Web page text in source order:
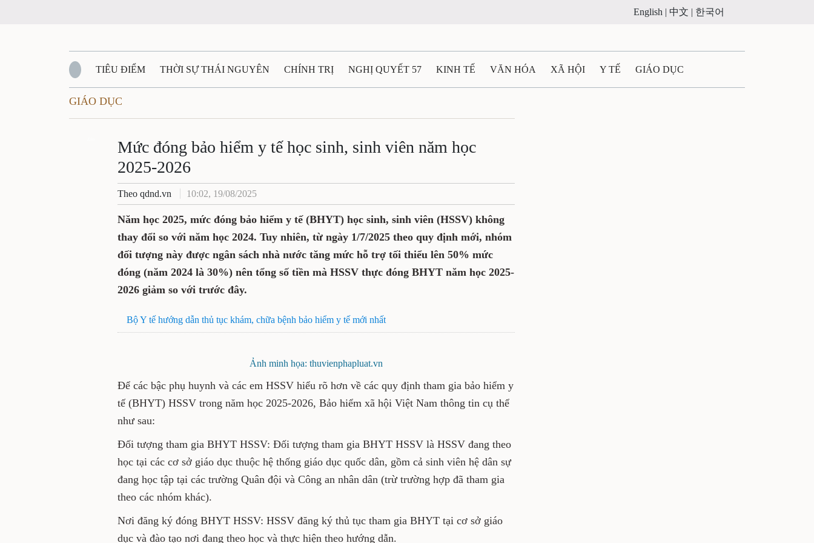
English | 中文 | 한국어
TIÊU ĐIỂM THỜI SỰ THÁI NGUYÊN CHÍNH TRỊ NGHỊ QUYẾT 57 KINH TẾ VĂN HÓA XÃ HỘI Y TẾ GIÁO DỤC
QUỐC PHÒNG - AN NINH
QUÊ HƯƠNG - ĐẤT NƯỚC QUỐC TẾ TÀI NGUYÊN - MÔI TRƯỜNG THỂ THAO
GIÁO DỤC
Mức đóng bảo hiểm y tế học sinh, sinh viên năm học
2025-2026
Theo qdnd.vn 10:02, 19/08/2025
Năm học 2025, mức đóng bảo hiểm y tế (BHYT) học sinh, sinh viên (HSSV) không
thay đổi so với năm học 2024. Tuy nhiên, từ ngày 1/7/2025 theo quy định mới, nhóm
đối tượng này được ngân sách nhà nước tăng mức hỗ trợ tối thiểu lên 50% mức
đóng (năm 2024 là 30%) nên tổng số tiền mà HSSV thực đóng BHYT năm học 2025-
2026 giảm so với trước đây.
Bộ Y tế hướng dẫn thủ tục khám, chữa bệnh bảo hiểm y tế mới nhất
Ảnh minh họa: thuvienphapluat.vn
Để các bậc phụ huynh và các em HSSV hiểu rõ hơn về các quy định tham gia bảo hiểm y
tế (BHYT) HSSV trong năm học 2025-2026, Bảo hiểm xã hội Việt Nam thông tin cụ thể
như sau:
Đối tượng tham gia BHYT HSSV: Đối tượng tham gia BHYT HSSV là HSSV đang theo
học tại các cơ sở giáo dục thuộc hệ thống giáo dục quốc dân, gồm cả sinh viên hệ dân sự
đang học tập tại các trường Quân đội và Công an nhân dân (trừ trường hợp đã tham gia
theo các nhóm khác).
Nơi đăng ký đóng BHYT HSSV: HSSV đăng ký thủ tục tham gia BHYT tại cơ sở giáo
dục và đào tạo nơi đang theo học và thực hiện theo hướng dẫn.